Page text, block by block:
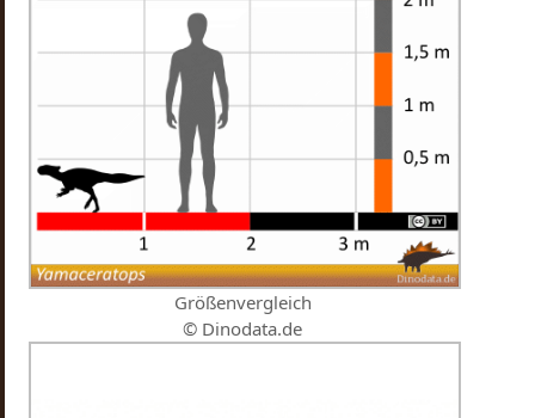
Größenvergleich
© Dinodata.de